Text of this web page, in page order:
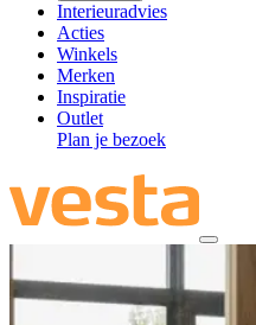
Interieuradvies
Acties
Winkels
Merken
Inspiratie
Outlet
Plan je bezoek